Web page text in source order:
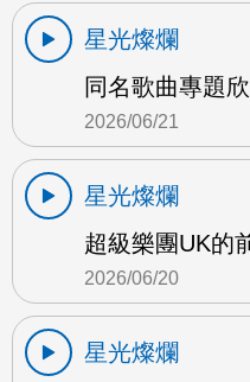
星光燦爛
同名歌曲專題
2026/06/21
星光燦爛
超級樂團UK的
2026/06/20
星光燦爛